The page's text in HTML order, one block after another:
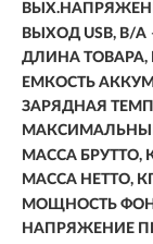
ВЫХОД USB, В/А
ДЛИНА ТОВАРА,
ЕМКОСТЬ
ЗАРЯДНАЯ
МАССА БРУТТО,
МАССА НЕТТО,
МОЩНОСТЬ
НАПРЯЖЕНИЕ